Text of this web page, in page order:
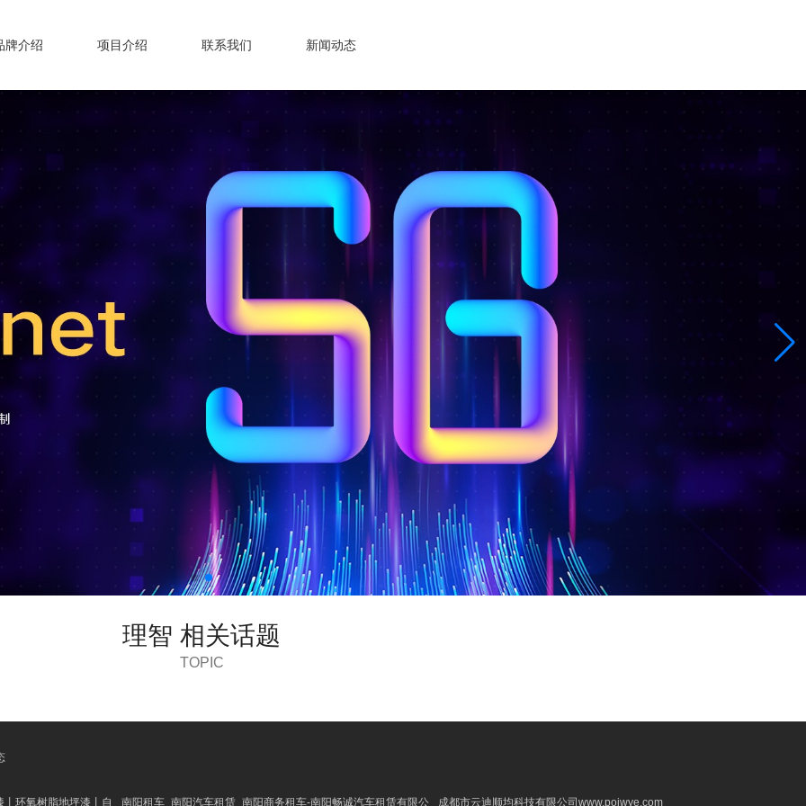
牌介绍 项目介绍 联系我们 新闻动态
理智 相关话题
TOPIC
环氧树脂地坪漆丨自 南阳租车_南阳汽车租赁_南阳商务租车-南阳畅诚汽车租赁有限公 成都市云迪顺均科技有限公司www.poiwye.com